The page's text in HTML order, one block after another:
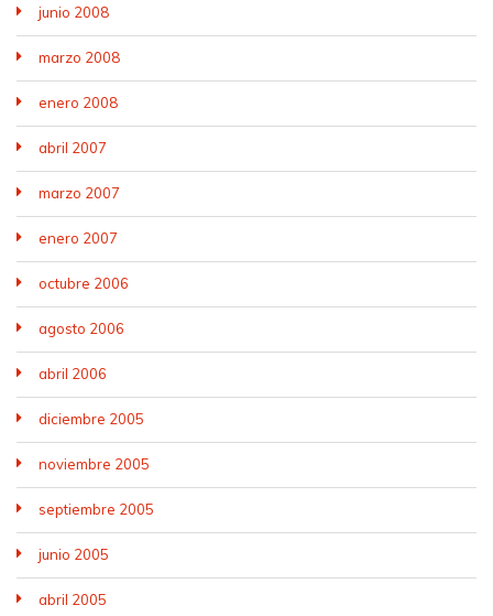
junio 2008
marzo 2008
enero 2008
abril 2007
marzo 2007
enero 2007
octubre 2006
agosto 2006
abril 2006
diciembre 2005
noviembre 2005
septiembre 2005
junio 2005
abril 2005